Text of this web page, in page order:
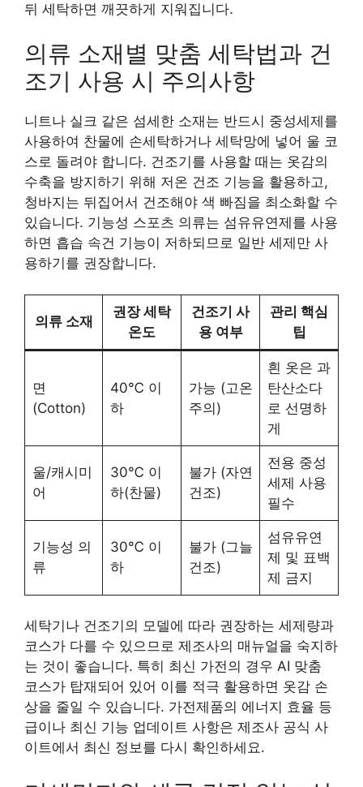
뒤 세탁하면 깨끗하게 지워집니다.
의류 소재별 맞춤 세탁법과 건
조기 사용 시 주의사항
니트나 실크 같은 섬세한 소재는 반드시 중성세제를
사용하여 찬물에 손세탁하거나 세탁망에 넣어 울 코
스로 돌려야 합니다. 건조기를 사용할 때는 옷감의
수축을 방지하기 위해 저온 건조 기능을 활용하고,
청바지는 뒤집어서 건조해야 색 빠짐을 최소화할 수
있습니다. 기능성 스포츠 의류는 섬유유연제를 사용
하면 흡습 속건 기능이 저하되므로 일반 세제만 사
용하기를 권장합니다.
의류 소재
권장 세탁
온도
건조기 사
용 여부
관리 핵심
팁
면
(Cotton)
40℃ 이
하
가능 (고온
주의)
흰 옷은 과
탄산소다
로 선명하
게
울/캐시미
어
30℃ 이
하(찬물)
불가 (자연
건조)
전용 중성
세제 사용
필수
기능성 의
류
30℃ 이
하
불가 (그늘
건조)
섬유유연
제 및 표백
제 금지
세탁기나 건조기의 모델에 따라 권장하는 세제량과
코스가 다를 수 있으므로 제조사의 매뉴얼을 숙지하
는 것이 좋습니다. 특히 최신 가전의 경우 AI 맞춤
코스가 탑재되어 있어 이를 적극 활용하면 옷감 손
상을 줄일 수 있습니다. 가전제품의 에너지 효율 등
급이나 최신 기능 업데이트 사항은 제조사 공식 사
이트에서 최신 정보를 다시 확인하세요.